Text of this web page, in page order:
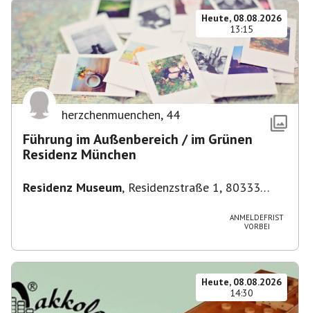
Heute, 08.08.2026
13:15
herzchenmuenchen, 44
Führung im Außenbereich / im Grünen
Residenz München
Residenz Museum, Residenzstraße 1, 80333
ANMELDEFRIST
VORBEI
Heute, 08.08.2026
14:30